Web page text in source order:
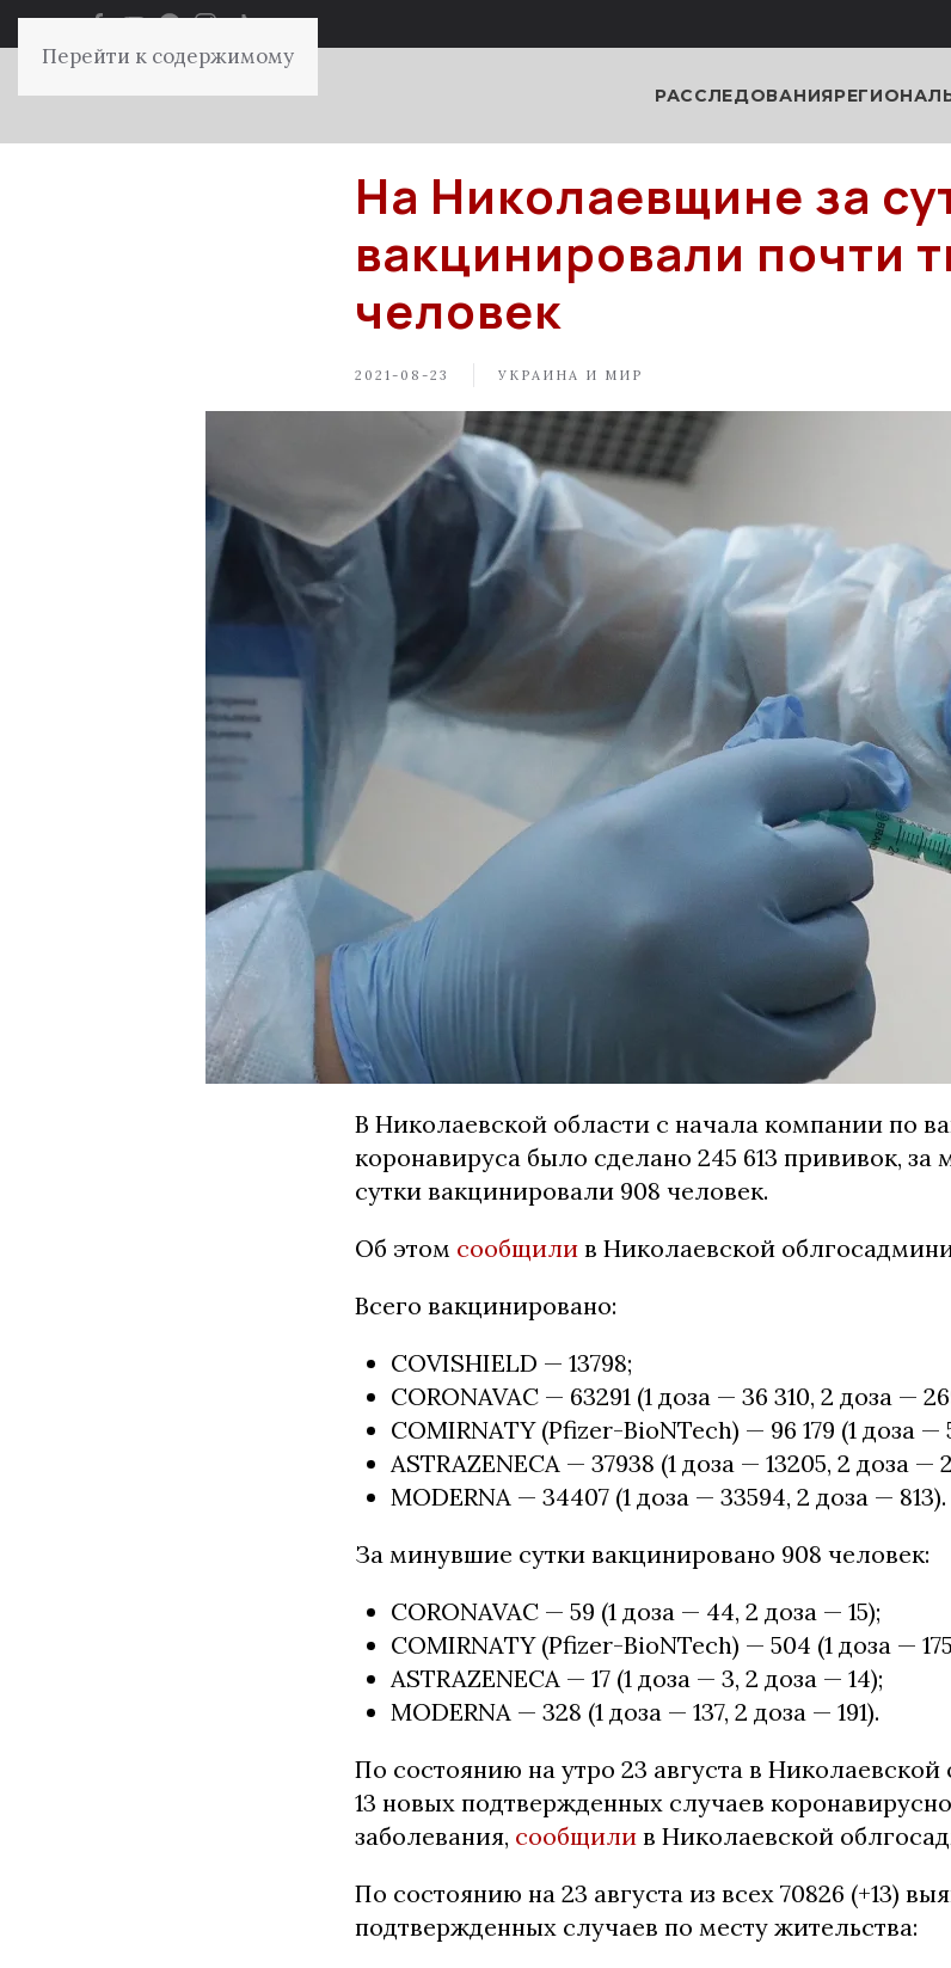
Перейти к содержимому
РАССЛЕДОВАНИЯ
На Николаевщине за
вакцинировали почти
человек
2021-08-23 УКРАИНА И МИР
В Николаевской области с начала компании по
коронавируса было сделано 245 613 прививок, за
сутки вакцинировали 908 человек.
Об этом сообщили в Николаевской
Всего вакцинировано:
COVISHIELD — 13798;
CORONAVAC — 63291 (1 доза — 36 310, 2 доза —
COMIRNATY (Pfizer-BioNTech) — 96 179 (1 доза —
ASTRAZENECA — 37938 (1 доза — 13205, 2 доза —
MODERNA — 34407 (1 доза — 33594, 2 доза — 813).
За минувшие сутки вакцинировано 908 человек:
CORONAVAC — 59 (1 доза — 44, 2 доза — 15);
COMIRNATY (Pfizer-BioNTech) — 504 (1 доза —
ASTRAZENECA — 17 (1 доза — 3, 2 доза — 14);
MODERNA — 328 (1 доза — 137, 2 доза — 191).
По состоянию на утро 23 августа в
13 новых подтвержденных случаев
заболевания, сообщили в Николаевской
По состоянию на 23 августа из всех 70826 (+13)
подтвержденных случаев по месту жительства: